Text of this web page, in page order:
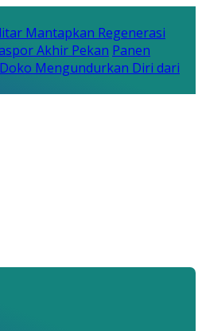
Mantapkan Regenerasi
Akhir Pekan Panen
Mengundurkan Diri dari